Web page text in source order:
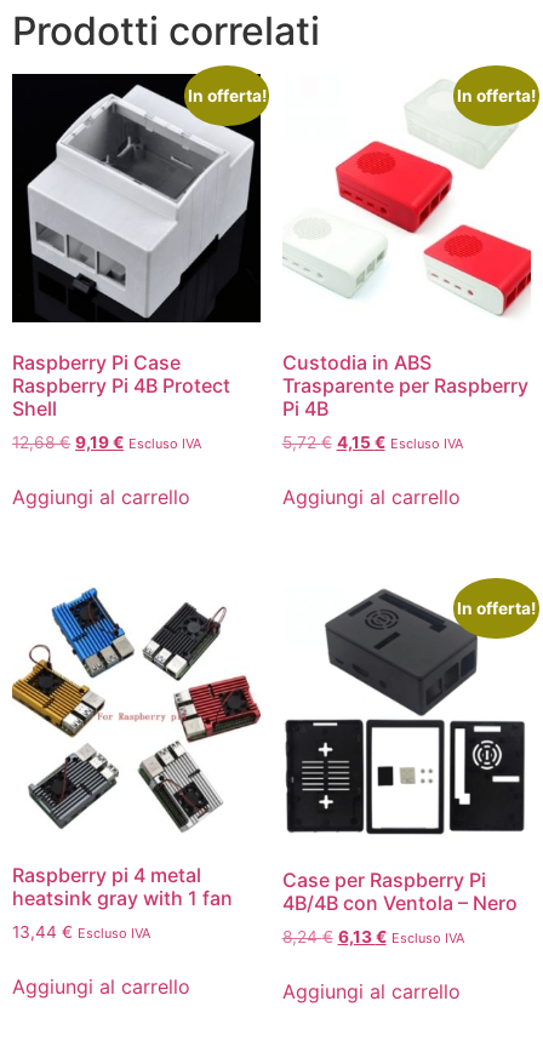
Prodotti correlati
In offerta!
Raspberry Pi Case
Raspberry Pi 4B Protect
Shell
12,68€ 9,19€ Escluso IVA
Aggiungi al carrello
In offerta!
Custodia in ABS
Trasparente per Raspberry
Pi 4B
5,72€ 4,15€ Escluso IVA
Aggiungi al carrello
Raspberry pi 4 metal
heatsink gray with 1 fan
13,44 € Escluso IVA
Aggiungi al carrello
In offerta!
Case per Raspberry Pi
4B/4B con Ventola – Nero
8,24€ 6,13€ Escluso IVA
Aggiungi al carrello